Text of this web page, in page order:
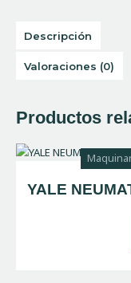
Descripción
Valoraciones (0)
Productos
YALE